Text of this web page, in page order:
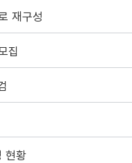
재구성
집
현황